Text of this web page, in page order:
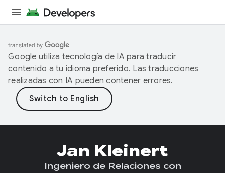
Google utiliza tecnología de IA para traducir
contenido a tu idioma preferido. Las traducciones
realizadas con IA pueden contener errores.
Jan Kleinert
Ingeniero de Relaciones con